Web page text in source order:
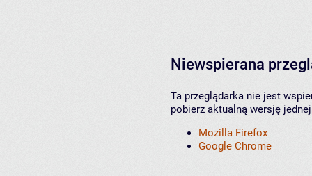
Niewspierana
Ta przeglądarka nie jest
pobierz aktualną wersję
Mozilla Firefox
Google Chrome